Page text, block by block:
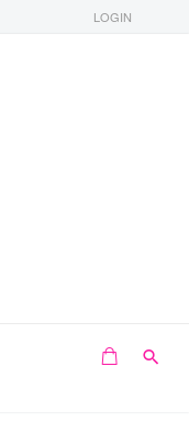
LOGIN